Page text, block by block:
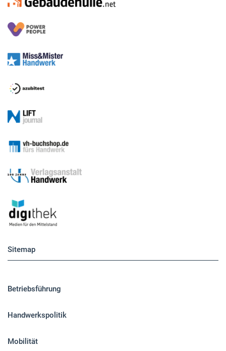
Sitemap
Betriebsführung
Handwerkspolitik
Mobilität